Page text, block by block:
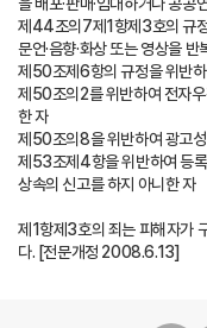
제44조의7제1항제3호의 규정
문언·음향·화상 또는 영상을
제50조제6항의 규정을 위반
제50조의2를 위반하여 전자우
한 자
제50조의8을 위반하여 광고
제53조제4항을 위반하여 등록
상속의 신고를 하지 아니한 자
제1항제3호의 죄는 피해자가
다. [전문개정 2008.6.13]